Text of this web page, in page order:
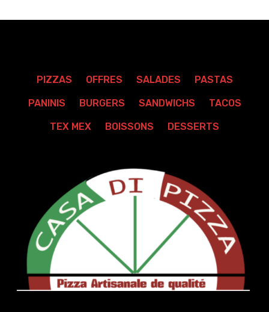
PIZZAS OFFRES SALADES PASTAS
PANINIS BURGERS SANDWICHS TACOS
TEX MEX BOISSONS DESSERTS